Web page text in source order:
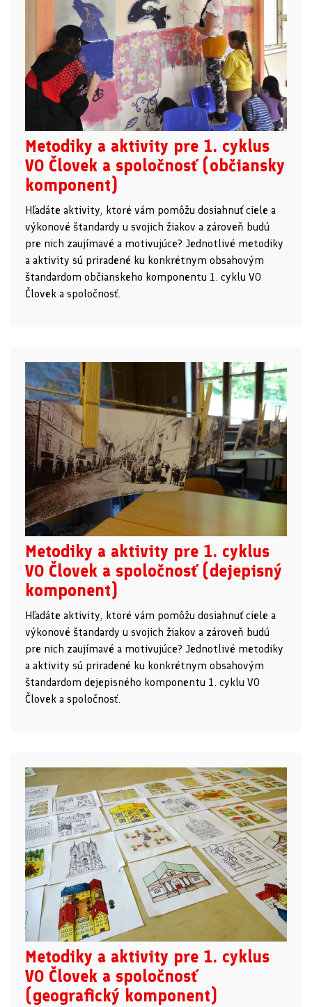
Metodiky a aktivity pre 1. cyklus
VO Človek a spoločnosť (občiansky
komponent)
Hľadáte aktivity, ktoré vám pomôžu dosiahnuť ciele a
výkonové štandardy u svojich žiakov a zároveň budú
pre nich zaujímavé a motivujúce? Jednotlivé metodiky
a aktivity sú priradené ku konkrétnym obsahovým
štandardom občianskeho komponentu 1. cyklu VO
Človek a spoločnosť.
Metodiky a aktivity pre 1. cyklus
VO Človek a spoločnosť (dejepisný
komponent)
Hľadáte aktivity, ktoré vám pomôžu dosiahnuť ciele a
výkonové štandardy u svojich žiakov a zároveň budú
pre nich zaujímavé a motivujúce? Jednotlivé metodiky
a aktivity sú priradené ku konkrétnym obsahovým
štandardom dejepisného komponentu 1. cyklu VO
Človek a spoločnosť.
Metodiky a aktivity pre 1. cyklus
VO Človek a spoločnosť
(geografický komponent)